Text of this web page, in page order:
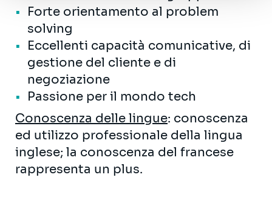
Forte orientamento al problem
solving
Eccellenti capacità comunicative, di
gestione del cliente e di
negoziazione
Passione per il mondo tech
Conoscenza delle lingue: conoscenza
ed utilizzo professionale della lingua
inglese; la conoscenza del francese
rappresenta un plus.